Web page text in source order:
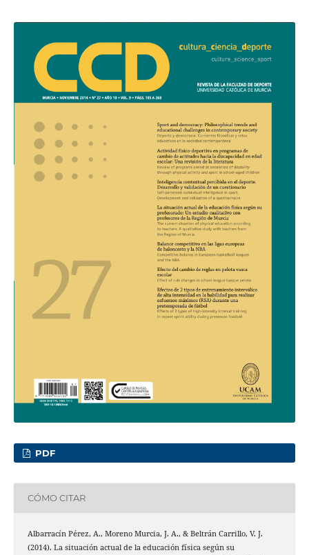
PDF
CÓMO CITAR
Albarracín Pérez, A., Moreno Murcia, J. A., & Beltrán Carrillo, V. J.
(2014). La situación actual de la educación física según su